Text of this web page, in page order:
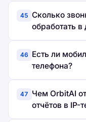
45 Сколько
обработать в
46 Есть ли
телефона?
47 Чем OrbitAI
отчётов в IP-